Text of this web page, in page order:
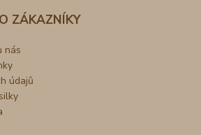
ZÁKAZNÍKY
nás
údajů